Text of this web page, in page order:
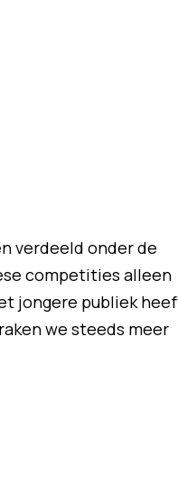
verdeeld onder de
competities alleen
jongere publiek
we steeds meer